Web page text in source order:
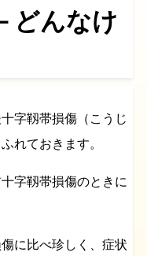
どんなけ
字靱帯損傷（こうじ
れておきます。
字靱帯損傷のときに
に比べ珍しく、症状